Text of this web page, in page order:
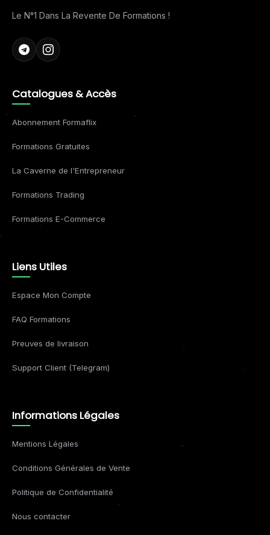
Le N°1 Dans La Revente De Formations !
Catalogues & Accès
Abonnement Formaflix
Formations Gratuites
La Caverne de l'Entrepreneur
Formations Trading
Formations E-Commerce
Liens Utiles
Espace Mon Compte
FAQ Formations
Preuves de livraison
Support Client (Telegram)
Informations Légales
Mentions Légales
Conditions Générales de Vente
Politique de Confidentialité
Nous contacter